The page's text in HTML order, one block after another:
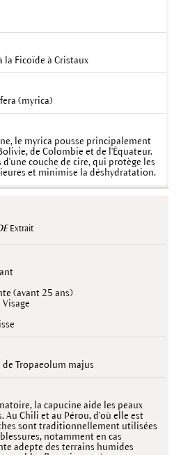
la Ficoïde à Cristaux
(myrica)
le myrica pousse principalement
de Colombie et de l'Équateur.
d'une couche de cire, qui protège les
et minimise la déshydratation.
Extrait
(avant 25 ans)
Tropaeolum majus
la capucine aide les peaux
Au Chili et au Pérou, d'où elle est
sont traditionnellement utilisées
notamment en cas
adepte des terrains humides